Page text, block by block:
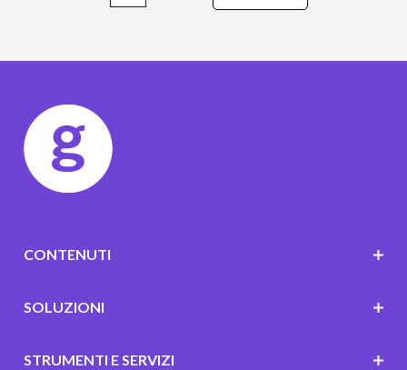
CONTENUTI
SOLUZIONI
STRUMENTI E SERVIZI